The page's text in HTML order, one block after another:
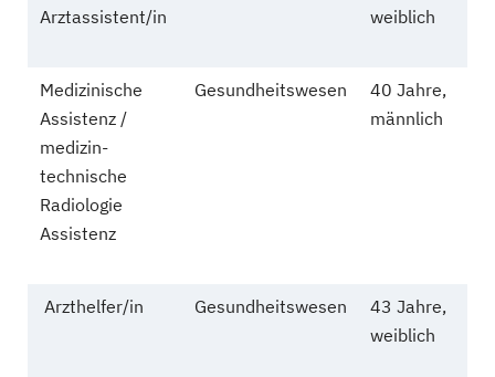
Arztassistent/in
weiblich
Medizinische
Assistenz /
medizin-
technische
Radiologie
Assistenz
Gesundheitswesen
40 Jahre,
männlich
Arzthelfer/in Gesundheitswesen
43 Jahre,
weiblich